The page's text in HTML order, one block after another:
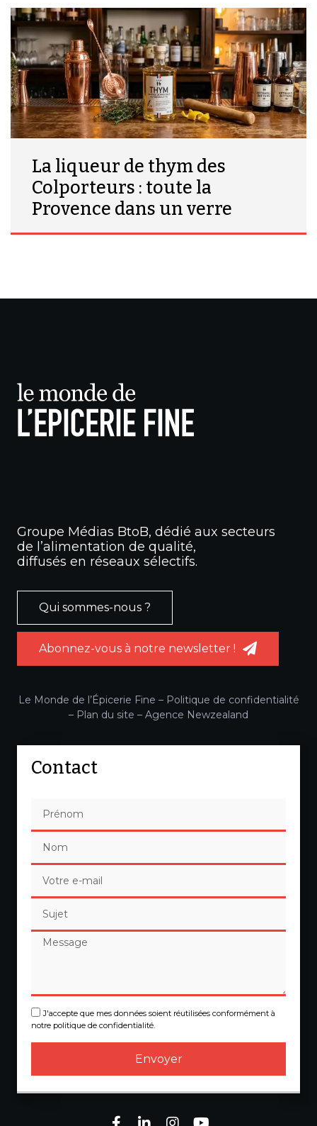
La liqueur de thym des
Colporteurs : toute la
Provence dans un verre
Groupe Médias BtoB, dédié aux secteurs
de l’alimentation de qualité,
diffusés en réseaux sélectifs.
Qui sommes-nous ?
Abonnez-vous à notre newsletter !
Le Monde de l’Épicerie Fine – Politique de confidentialité
– Plan du site – Agence Newzealand
Contact
J'accepte que mes données soient réutilisées conformément à
notre politique de confidentialité.
Envoyer